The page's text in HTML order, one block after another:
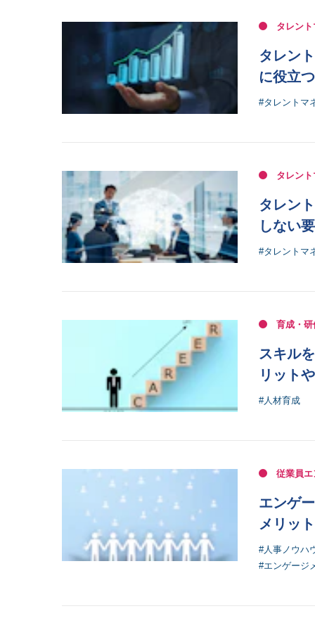
タレン
タレン
に役立
#タレントマ
タレン
タレン
しない
#タレントマ
育成・研
スキル
リット
#人材育成
従業員
エンゲ
メリッ
#人事ノウハ
#エンゲージ